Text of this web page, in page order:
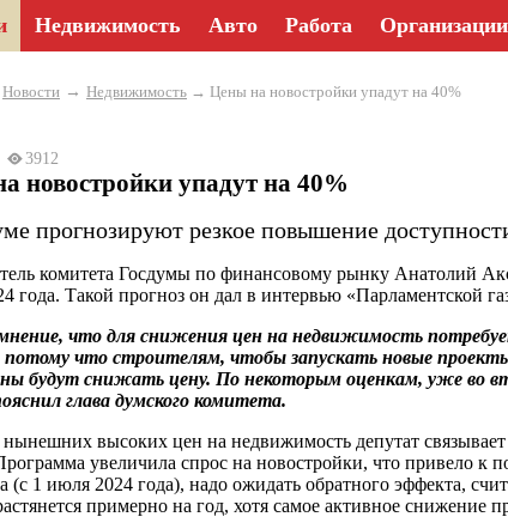
Недвижимость Авто Работа Организации
Новости → Недвижимость → Цены на новостройки упадут на 40%
3912
новостройки упадут на 40%
прогнозируют резкое повышение
комитета Госдумы по финансовому рынку Анатолий
года. Такой прогноз он дал в интервью «Парламентской
что для снижения цен на недвижимость
потому что строителям, чтобы запускать новые
будут снижать цену. По некоторым оценкам, уже во
глава думского комитета.
высоких цен на недвижимость депутат
увеличила спрос на новостройки, что привело к
(с 1 июля 2024 года), надо ожидать обратного эффекта,
примерно на год, хотя самое активное снижение